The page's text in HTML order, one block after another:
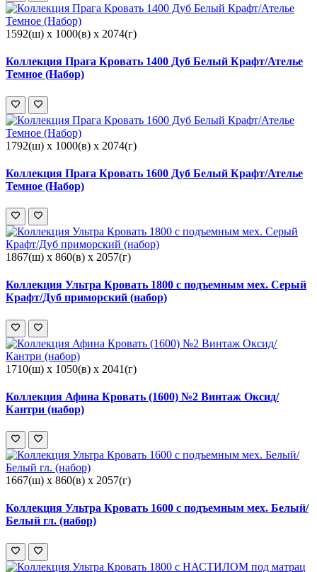
1592(ш) x 1000(в) x 2074(г)
Коллекция Прага Кровать 1400 Дуб Белый Крафт/Ателье
Темное (Набор)
1792(ш) x 1000(в) x 2074(г)
Коллекция Прага Кровать 1600 Дуб Белый Крафт/Ателье
Темное (Набор)
1867(ш) x 860(в) x 2057(г)
Коллекция Ультра Кровать 1800 с подъемным мех. Серый
Крафт/Дуб приморский (набор)
1710(ш) x 1050(в) x 2041(г)
Коллекция Афина Кровать (1600) №2 Винтаж Оксид/
Кантри (набор)
1667(ш) x 860(в) x 2057(г)
Коллекция Ультра Кровать 1600 с подъемным мех. Белый/
Белый гл. (набор)